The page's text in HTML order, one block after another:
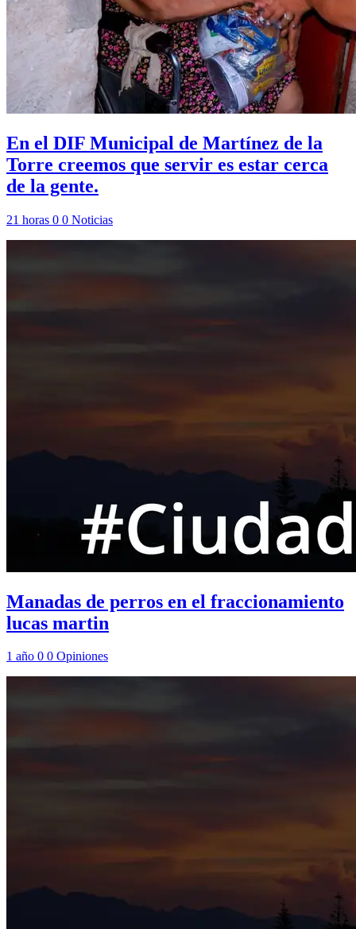
En el DIF Municipal de Martínez de la
Torre creemos que servir es estar cerca
de la gente.
21 horas 0 0 Noticias
Manadas de perros en el fraccionamiento
lucas martin
1 año 0 0 Opiniones